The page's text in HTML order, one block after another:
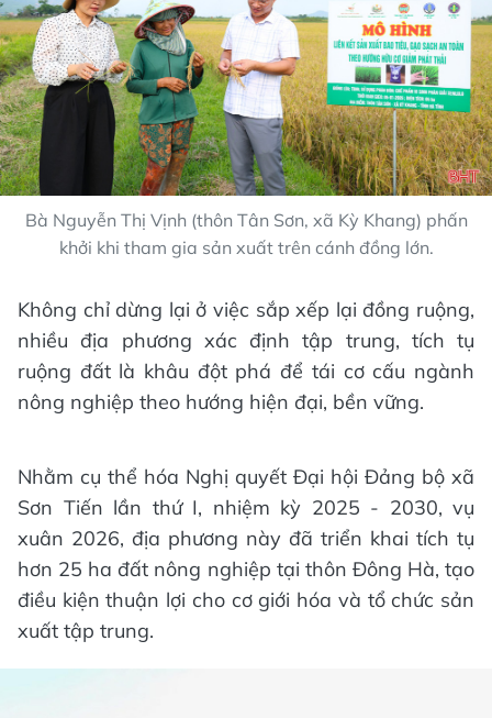
Bà Nguyễn Thị Vịnh (thôn Tân Sơn, xã Kỳ Khang) phấn
khởi khi tham gia sản xuất trên cánh đồng lớn.
Không chỉ dừng lại ở việc sắp xếp lại đồng ruộng,
nhiều địa phương xác định tập trung, tích tụ
ruộng đất là khâu đột phá để tái cơ cấu ngành
nông nghiệp theo hướng hiện đại, bền vững.
Nhằm cụ thể hóa Nghị quyết Đại hội Đảng bộ xã
Sơn Tiến lần thứ I, nhiệm kỳ 2025 - 2030, vụ
xuân 2026, địa phương này đã triển khai tích tụ
hơn 25 ha đất nông nghiệp tại thôn Đông Hà, tạo
điều kiện thuận lợi cho cơ giới hóa và tổ chức sản
xuất tập trung.